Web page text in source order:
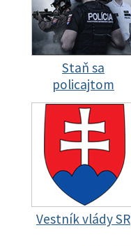
Staň sa
policajtom
Vestník vlády SR